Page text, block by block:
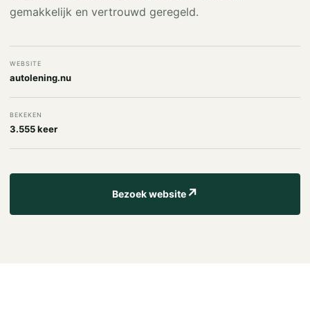
gemakkelijk en vertrouwd geregeld.
WEBSITE
autolening.nu
BEKEKEN
3.555 keer
Bezoek website↗